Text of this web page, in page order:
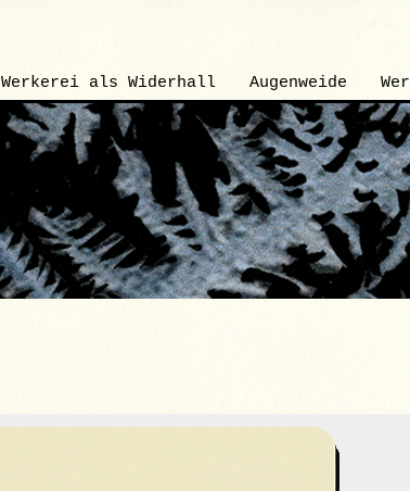
Werkerei als Widerhall Augenweide Wer